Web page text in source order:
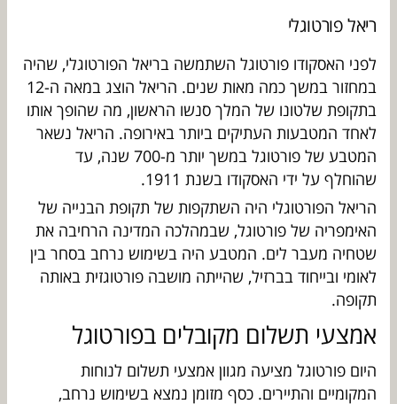
ריאל פורטוגלי
לפני האסקודו פורטוגל השתמשה בריאל הפורטוגלי, שהיה
במחזור במשך כמה מאות שנים. הריאל הוצג במאה ה-12
בתקופת שלטונו של המלך סנשו הראשון, מה שהופך אותו
לאחד המטבעות העתיקים ביותר באירופה. הריאל נשאר
המטבע של פורטוגל במשך יותר מ-700 שנה, עד
שהוחלף על ידי האסקודו בשנת 1911.
הריאל הפורטוגלי היה השתקפות של תקופת הבנייה של
האימפריה של פורטוגל, שבמהלכה המדינה הרחיבה את
שטחיה מעבר לים. המטבע היה בשימוש נרחב בסחר בין
לאומי ובייחוד בברזיל, שהייתה מושבה פורטוגזית באותה
תקופה.
אמצעי תשלום מקובלים בפורטוגל
היום פורטוגל מציעה מגוון אמצעי תשלום לנוחות
המקומיים והתיירים. כסף מזומן נמצא בשימוש נרחב,